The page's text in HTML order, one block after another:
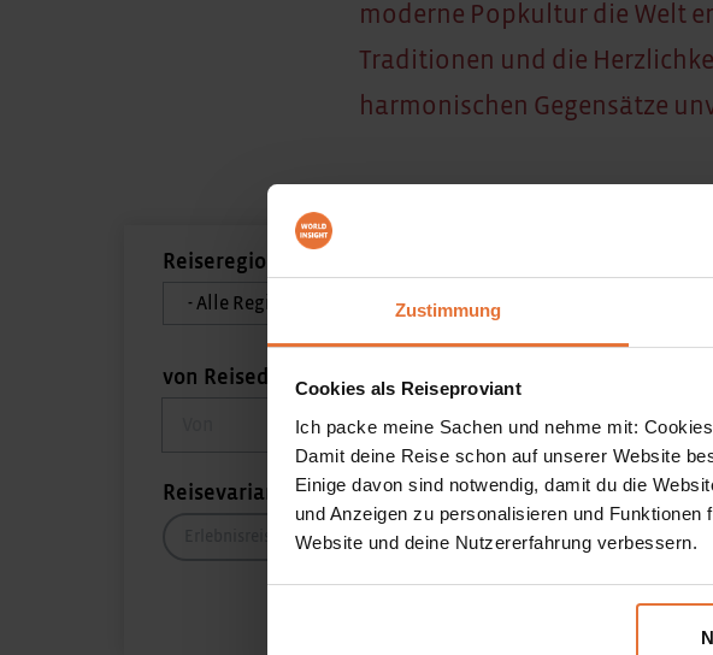
Zustimmung
Cookies als Reiseproviant
Ich packe meine Sachen und nehme mit:
Damit deine Reise schon auf unserer Website
Einige davon sind notwendig, damit du die
und Anzeigen zu personalisieren und
Website und deine Nutzererfahrung verbessern.
moderne Popkultur die Welt
Traditionen und die
harmonischen Gegensätze
Reiseregion
von Reisedatum
bis Reisedatum
Reisevarianten
AktivPlus ComfortPlus Family